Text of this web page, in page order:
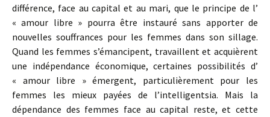
différence, face au capital et au mari, que le principe de l’
« amour libre » pourra être instauré sans apporter de
nouvelles souffrances pour les femmes dans son sillage.
Quand les femmes s’émancipent, travaillent et acquièrent
une indépendance économique, certaines possibilités d’
« amour libre » émergent, particulièrement pour les
femmes les mieux payées de l’intelligentsia. Mais la
dépendance des femmes face au capital reste, et cette